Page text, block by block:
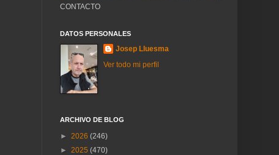
CONTACTO
DATOS PERSONALES
Josep Lluesma
Ver todo mi perfil
ARCHIVO DE BLOG
► 2026 (246)
► 2025 (470)